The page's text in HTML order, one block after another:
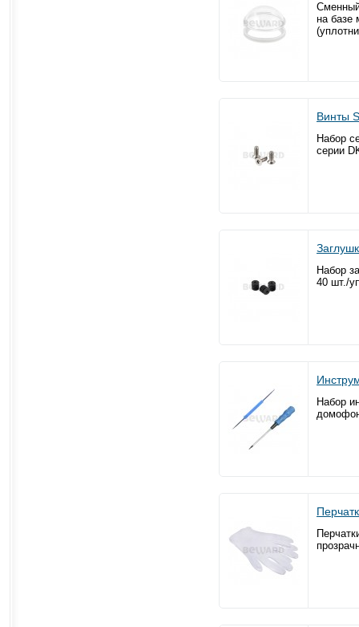
на базе
Винты
Набор
серии
Набор
40 шт./
Набор